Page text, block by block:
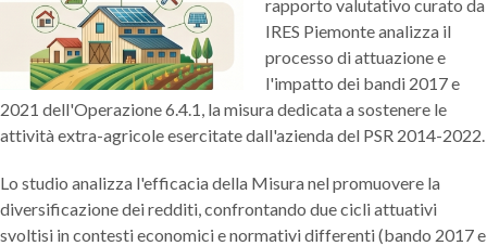
rapporto valutativo curato da
IRES Piemonte analizza il
processo di attuazione e
l'impatto dei bandi 2017 e
2021 dell'Operazione 6.4.1, la misura dedicata a sostenere le
attività extra-agricole esercitate dall'azienda del PSR 2014-2022.
Lo studio analizza l'efficacia della Misura nel promuovere la
diversificazione dei redditi, confrontando due cicli attuativi
svoltisi in contesti economici e normativi differenti (bando 2017 e